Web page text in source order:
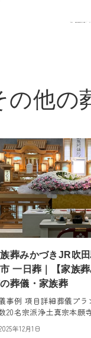
の他の
葬みかづきJR吹
市 一日葬｜【家族
葬儀・家族葬
事例 項目詳細葬儀プ
20名宗派浄土真宗本願
2025年12月1日